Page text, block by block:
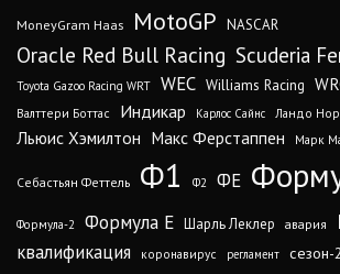
MoneyGram Haas MotoGP NASCAR
Oracle Red Bull Racing Scuderia
Toyota Gazoo Racing WRT WEC Williams Racing
Валттери Боттас
Индикар Карлос Сайнс Ландо
Льюис Хэмилтон Макс Ферстаппен Марк
Себастьян Феттель Ф1 Ф2 ФЕ
Формула-2 Формула Е Шарль Леклер авария
квалификация коронавирус регламент сезон-